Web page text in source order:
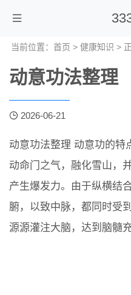
当前位置： 首页 > 健康知识 >
动意功法整理
2026-06-21
动意功法整理 动意功的特
动命门之气，融化雪山，
产生爆发力。由于纵横结
腑，以致中脉，都同时受
源源灌注大脑，达到脑髓